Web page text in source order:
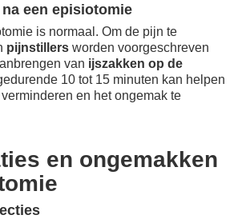
een episiotomie
is normaal. Om de pijn te
pijnstillers worden voorgeschreven
van ijszakken op de
10 tot 15 minuten kan helpen
en het ongemak te
en ongemakken